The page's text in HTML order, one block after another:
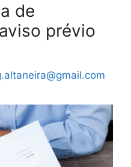
de
prévio